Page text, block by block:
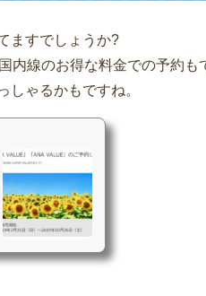
ますでしょうか?
内線のお得な料金での予約も
しゃるかもですね。